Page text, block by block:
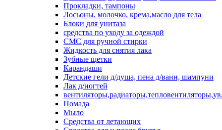
Прокладки, тампоны
Лосьоны, молочко, крема,масло для тела
Блоки для унитаза
средства по уходу за одеждой
СМС для ручной стирки
Жидкость для снятия лака
Зубные щетки
Карандаши
Детские гели д/душа, пена д/ванн, шампуни
Лак д/ногтей
Помада
Мыло
Средства от летающих